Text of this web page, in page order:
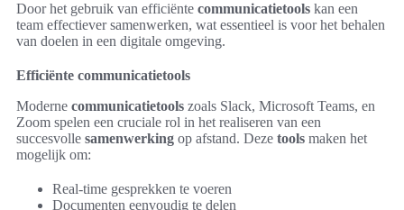
Door het gebruik van efficiënte communicatietools kan een
team effectiever samenwerken, wat essentieel is voor het behalen
van doelen in een digitale omgeving.
Efficiënte communicatietools
Moderne communicatietools zoals Slack, Microsoft Teams, en
Zoom spelen een cruciale rol in het realiseren van een
succesvolle samenwerking op afstand. Deze tools maken het
mogelijk om:
Real-time gesprekken te voeren
Documenten eenvoudig te delen